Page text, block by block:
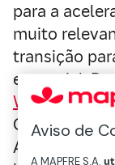
para a
muito
transição
essencial.
World in Data
Organização
Alimentação
Aviso de
A MAPFRE S.A.